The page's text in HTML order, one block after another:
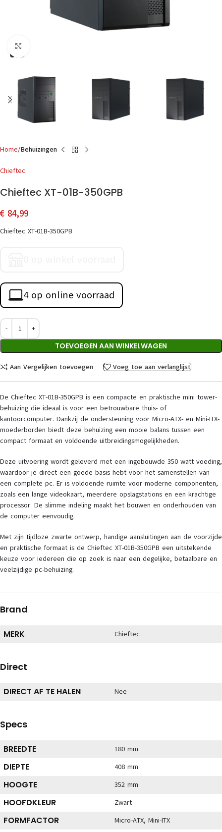
Home Behuizingen
Chieftec
Chieftec XT-01B-350GPB
€ 84,99
Chieftec XT-01B-350GPB
4 op online voorraad
TOEVOEGEN AAN WINKELWAGEN
Aan Vergelijken toevoegen Voeg toe aan verlanglijst
De Chieftec XT-01B-350GPB is een compacte en praktische mini tower-
behuizing die ideaal is voor een betrouwbare thuis- of
kantoorcomputer. Dankzij de ondersteuning voor Micro-ATX- en Mini-ITX-
moederborden biedt deze behuizing een mooie balans tussen een
compact formaat en voldoende uitbreidingsmogelijkheden.
Deze uitvoering wordt geleverd met een ingebouwde 350 watt voeding,
waardoor je direct een goede basis hebt voor het samenstellen van
een complete pc. Er is voldoende ruimte voor moderne componenten,
zoals een lange videokaart, meerdere opslagstations en een krachtige
processor. De slimme indeling maakt het bouwen en onderhouden van
de computer eenvoudig.
Met zijn tijdloze zwarte ontwerp, handige aansluitingen aan de voorzijde
en praktische formaat is de Chieftec XT-01B-350GPB een uitstekende
keuze voor iedereen die op zoek is naar een degelijke, betaalbare en
veelzijdige pc-behuizing.
Brand
MERK Chieftec
Direct
DIRECT AF TE HALEN Nee
Specs
BREEDTE 180 mm
DIEPTE 408 mm
HOOGTE 352 mm
HOOFDKLEUR Zwart
FORMFACTOR Micro-ATX, Mini-ITX